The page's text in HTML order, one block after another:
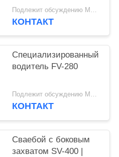
взаимозаменяемость
деталей и усилие 535
Подлежит обсуждению MOQ:1 комплект
КОНТАКТ
Специализированный
водитель FV-280
Подлежит обсуждению MOQ:1 SET
КОНТАКТ
Сваебой с боковым
захватом SV-400 |